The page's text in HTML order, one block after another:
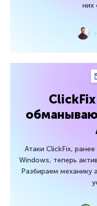
них
ClickFix
Атаки ClickFix,
Windows, теперь
Разбираем механику